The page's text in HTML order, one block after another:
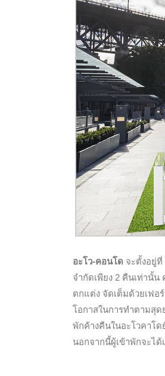
อะโว-คอนโด จะตั้งอยู่ที่
จำกัดเพียง 2 คืนเท่านั้
ตกแต่ง จัดเต็มด้วยเฟอ
โอกาสในการทำตามสุ
พักค้างคืนในอะโวคาโ
นอกจากนี้ผู้เข้าพักจะไ